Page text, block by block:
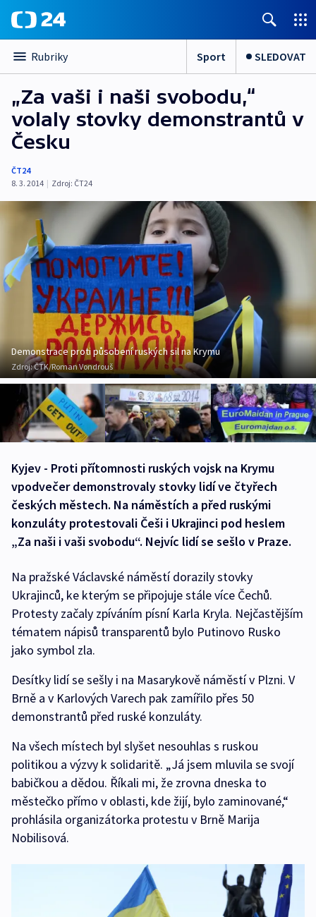
Rubriky Sport SLEDOVAT
„Za vaši i naši svobodu,“
volaly stovky demonstrantů v
Česku
ČT24
8. 3. 2014 | Zdroj: ČT24
Demonstrace proti působení ruských sil na Krymu
Zdroj:ČTK/Roman Vondrouš
Kyjev - Proti přítomnosti ruských vojsk na Krymu
vpodvečer demonstrovaly stovky lidí ve čtyřech
českých městech. Na náměstích a před ruskými
konzuláty protestovali Češi i Ukrajinci pod heslem
„Za naši i vaši svobodu“. Nejvíc lidí se sešlo v Praze.
Na pražské Václavské náměstí dorazily stovky
Ukrajinců, ke kterým se připojuje stále více Čechů.
Protesty začaly zpíváním písní Karla Kryla. Nejčastějším
tématem nápisů transparentů bylo Putinovo Rusko
jako symbol zla.
Desítky lidí se sešly i na Masarykově náměstí v Plzni. V
Brně a v Karlových Varech pak zamířilo přes 50
demonstrantů před ruské konzuláty.
Na všech místech byl slyšet nesouhlas s ruskou
politikou a výzvy k solidaritě. „Já jsem mluvila se svojí
babičkou a dědou. Říkali mi, že zrovna dneska to
městečko přímo v oblasti, kde žijí, bylo zaminované,“
prohlásila organizátorka protestu v Brně Marija
Nobilisová.